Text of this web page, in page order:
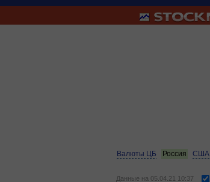
Валюты ЦБ Россия США
Данные на 05.04.21 10:37